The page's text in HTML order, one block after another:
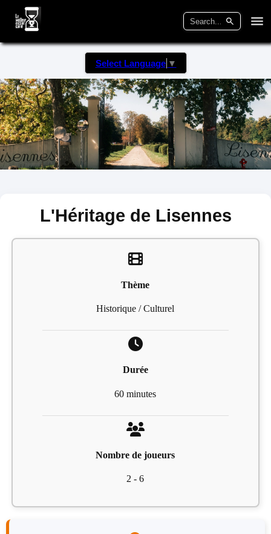
Select Language ▼
L'Héritage de Lisennes
Thème
Historique / Culturel
Durée
60 minutes
Nombre de joueurs
2 - 6